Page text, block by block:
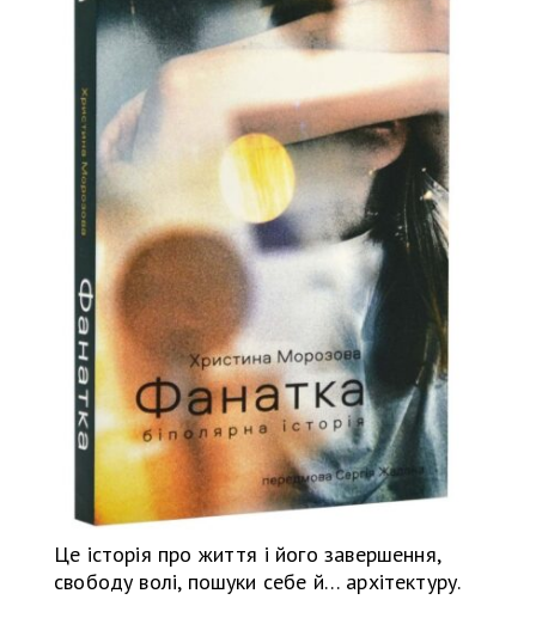
Це історія про життя і його завершення,
свободу волі, пошуки себе й… архітектуру.